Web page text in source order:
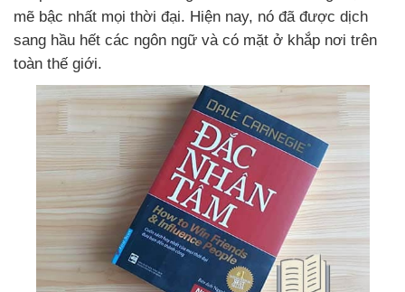
mẽ bậc nhất mọi thời đại. Hiện nay, nó đã được dịch
sang hầu hết các ngôn ngữ và có mặt ở khắp nơi trên
toàn thế giới.